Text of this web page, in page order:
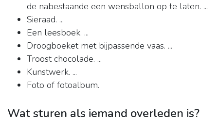
de nabestaande een wensballon op te laten. ...
Sieraad. ...
Een leesboek. ...
Droogboeket met bijpassende vaas. ...
Troost chocolade. ...
Kunstwerk. ...
Foto of fotoalbum.
Wat sturen als iemand overleden is?